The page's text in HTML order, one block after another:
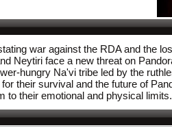
war against the RDA and the
Neytiri face a new threat on
hungry Na'vi tribe led by the
their survival and the future of
to their emotional and physical limits.